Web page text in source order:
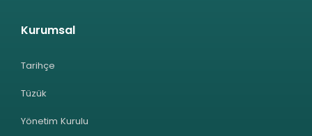
Kurumsal
Tarihçe
Tüzük
Yönetim Kurulu